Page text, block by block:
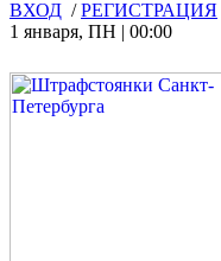
ВХОД /РЕГИСТРАЦИЯ
1 января, ПН | 00:00